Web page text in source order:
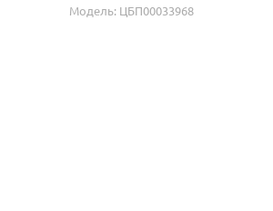
Модель: ЦБП00033968